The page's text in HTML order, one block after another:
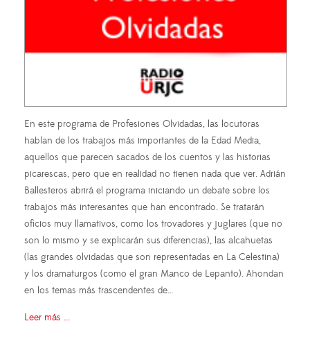
En este programa de Profesiones Olvidadas, las locutoras
hablan de los trabajos más importantes de la Edad Media,
aquellos que parecen sacados de los cuentos y las historias
picarescas, pero que en realidad no tienen nada que ver. Adrián
Ballesteros abrirá el programa iniciando un debate sobre los
trabajos más interesantes que han encontrado. Se tratarán
oficios muy llamativos, como los trovadores y juglares (que no
son lo mismo y se explicarán sus diferencias), las alcahuetas
(las grandes olvidadas que son representadas en La Celestina)
y los dramaturgos (como el gran Manco de Lepanto). Ahondan
en los temas más trascendentes de…
Leer más ...